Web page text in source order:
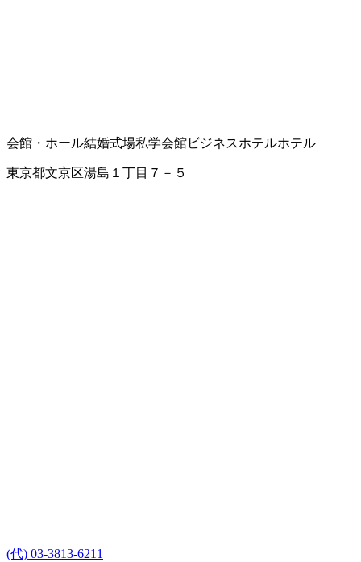
会館・ホール結婚式場私学会館ビジネスホテルホテル
東京都文京区湯島１丁目７－５
(代) 03-3813-6211